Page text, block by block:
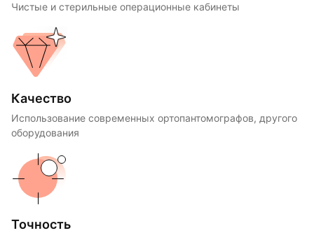
Чистые и стерильные операционные кабинеты
Качество
Использование современных ортопантомографов, другого
оборудования
Точность